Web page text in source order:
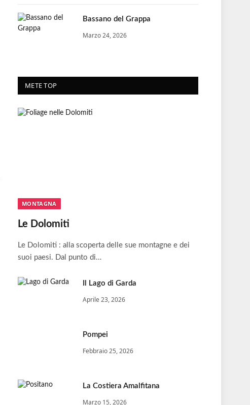
Bassano del Grappa
Marzo 24, 2026
METE TOP
MONTAGNA
Le Dolomiti
Le Dolomiti : alla scoperta delle sue montagne e dei
suoi paesi. Dal punto di…
Il Lago di Garda
Aprile 23, 2026
Pompei
Febbraio 25, 2026
La Costiera Amalfitana
Marzo 15, 2026